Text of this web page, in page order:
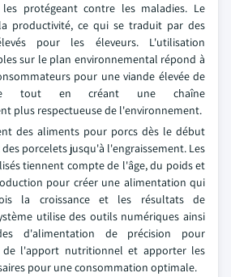
protégeant contre les maladies. Le
productivité, ce qui se traduit par des
pour les éleveurs. L'utilisation
sur le plan environnemental répond à
pour une viande élevée de
tout en créant une chaîne
plus respectueuse de l'environnement.
des aliments pour porcs dès le début
porcelets jusqu'à l'engraissement. Les
tiennent compte de l'âge, du poids et
pour créer une alimentation qui
la croissance et les résultats de
utilise des outils numériques ainsi
d'alimentation de précision pour
l'apport nutritionnel et apporter les
pour une consommation optimale.